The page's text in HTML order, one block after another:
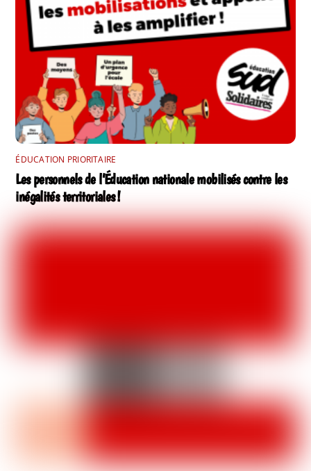
ÉDUCATION PRIORITAIRE
Les personnels de l’Éducation nationale mobilisés contre les
inégalités territoriales !